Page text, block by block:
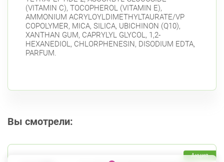
(VITAMIN C), TOCOPHEROL (VITAMIN E),
AMMONIUM ACRYLOYLDIMETHYLTAURATE/VP
COPOLYMER, MICA, SILICA, UBICHINON (Q10),
XANTHAN GUM, CAPRYLYL GLYCOL, 1,2-
HEXANEDIOL, CHLORPHENESIN, DISODIUM EDTA,
PARFUM.
Вы смотрели:
Акция